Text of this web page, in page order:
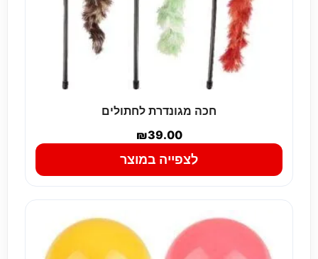
חכה מגונדרת לחתולים
₪39.00
לצפייה במוצר